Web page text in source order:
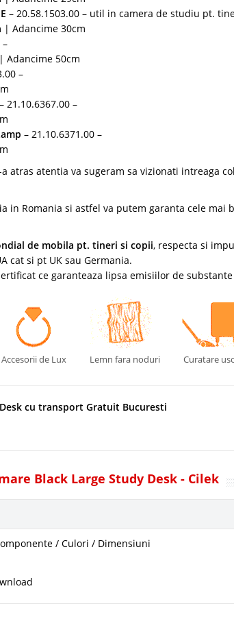
– 20.58.1503.00 – util in camera de studiu pt.
| Adancime 30cm
–
Adancime 50cm
–
– 21.10.6367.00 –
– 21.10.6371.00 –
atras atentia va sugeram sa vizionati intreaga
in Romania si astfel va putem garanta cele mai
de mobila pt. tineri si copii, respecta si
cat si pt UK sau Germania.
ce garanteaza lipsa emisiilor de
Accesorii de Lux Lemn fara noduri Curatare
cu transport Gratuit Bucuresti
Black Large Study Desk - Cilek
/ Culori / Dimensiuni